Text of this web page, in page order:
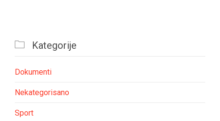
 Kategorije
Dokumenti
Nekategorisano
Sport